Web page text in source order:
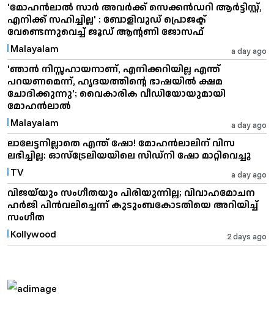
'മോഹൻലാൽ സാർ അവർക്ക് സെക്കൻഡറി ആർട്ടിസ്റ്റ്,
എനിക്ക് സഹിച്ചില്ല' ; ബോളിവുഡ് പ്രൊജക്ട്
വേണ്ടെന്നുവെച്ച് ജൂഡ് ആന്റണി ജോസഫ്
a day ago
Malayalam
'ഞാൻ നിസ്സഹായനാണ്, എനിക്കറിയില്ല എന്ത്
പറയണമെന്ന്, ഹൃദയത്തിൻ്റെ ഭാഷയിൽ ക്ഷമ
ചോദിക്കുന്നു'; വൈകാരിക വീഡിയോയുമായി
മോഹൻലാൽ
a day ago
Malayalam
ലാലേട്ടനില്ലാതെ എന്ത് ഷോ! മോഹൻലാലിന് വിസ
ലഭിച്ചില്ല; ഓസ്‌ട്രേലിയയിലെ സിഡ്നി ഷോ മാറ്റിവെച്ചു
a day ago
TV
വിജയ്‌യും സംഗീതയും പിരിയുന്നില്ല; വിവാഹമോചന
ഹർജി പിൻവലിച്ചെന്ന് കുടുംബകോടതിയെ അറിയിച്ച്
സംഗീത
2 days ago
Kollywood